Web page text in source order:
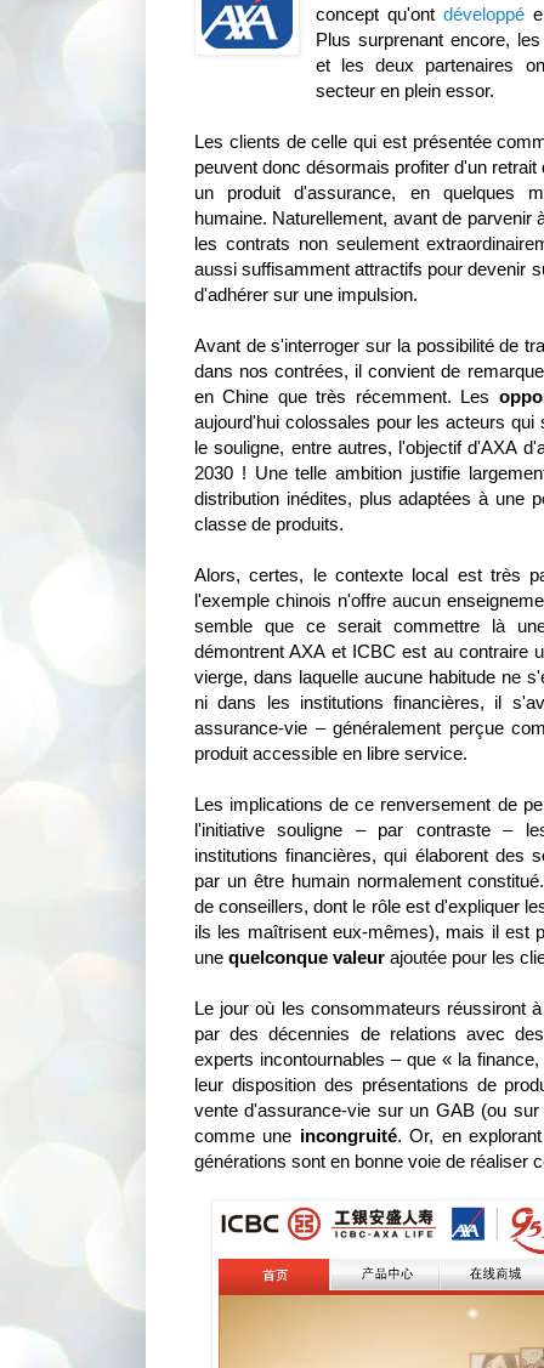
concept qu'ont développé
Plus surprenant encore,
et les deux partenaires
secteur en plein essor.
Les clients de celle qui est présentée
peuvent donc désormais profiter d'un
un produit d'assurance, en quelques
humaine. Naturellement, avant de parvenir
les contrats non seulement
aussi suffisamment attractifs pour devenir
d'adhérer sur une impulsion.
Avant de s'interroger sur la possibilité de
dans nos contrées, il convient de
en Chine que très récemment. Les
aujourd'hui colossales pour les acteurs
le souligne, entre autres, l'objectif d'AXA
2030 ! Une telle ambition justifie
distribution inédites, plus adaptées à une
classe de produits.
Alors, certes, le contexte local est très
l'exemple chinois n'offre aucun
semble que ce serait commettre là
démontrent AXA et ICBC est au contraire
vierge, dans laquelle aucune habitude ne
ni dans les institutions financières, il
assurance-vie – généralement perçue
produit accessible en libre service.
Les implications de ce renversement de
l'initiative souligne – par contraste –
institutions financières, qui élaborent des
par un être humain normalement
de conseillers, dont le rôle est d'expliquer
ils les maîtrisent eux-mêmes), mais il est
une quelconque valeur ajoutée pour les
Le jour où les consommateurs réussiront
par des décennies de relations avec
experts incontournables – que « la
leur disposition des présentations de
vente d'assurance-vie sur un GAB (ou
comme une incongruité. Or, en
générations sont en bonne voie de réaliser